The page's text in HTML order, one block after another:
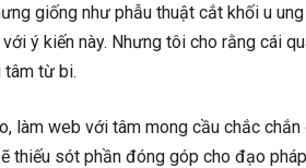
giống như phẫu thuật cắt khối u
ý kiến này. Nhưng tôi cho rằng cái
tâm từ bi.
làm web với tâm mong cầu chắc
thiếu sót phần đóng góp cho đạo